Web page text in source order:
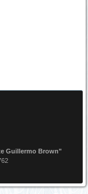
Guillermo Brown"